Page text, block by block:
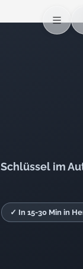
Schlüssel im
✓ In 15-30 Min in